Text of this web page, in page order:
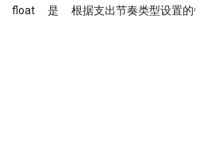
float 是 根据支出节奏类型设置的